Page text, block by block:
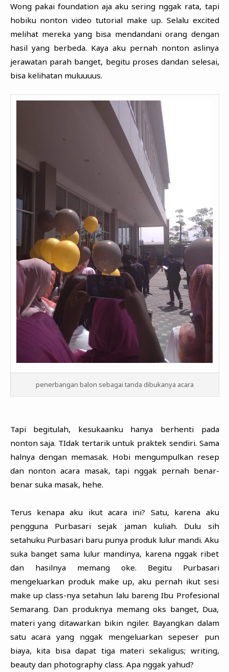
Wong pakai foundation aja aku sering nggak rata, tapi
hobiku nonton video tutorial make up. Selalu excited
melihat mereka yang bisa mendandani orang dengan
hasil yang berbeda. Kaya aku pernah nonton aslinya
jerawatan parah banget, begitu proses dandan selesai,
bisa kelihatan muluuuus.
penerbangan balon sebagai tanda dibukanya acara
Tapi begitulah, kesukaanku hanya berhenti pada
nonton saja. TIdak tertarik untuk praktek sendiri. Sama
halnya dengan memasak. Hobi mengumpulkan resep
dan nonton acara masak, tapi nggak pernah benar-
benar suka masak, hehe.
Terus kenapa aku ikut acara ini? Satu, karena aku
pengguna Purbasari sejak jaman kuliah. Dulu sih
setahuku Purbasari baru punya produk lulur mandi. Aku
suka banget sama lulur mandinya, karena nggak ribet
dan hasilnya memang oke. Begitu Purbasari
mengeluarkan produk make up, aku pernah ikut sesi
make up class-nya setahun lalu bareng Ibu Profesional
Semarang. Dan produknya memang oks banget, Dua,
materi yang ditawarkan bikin ngiler. Bayangkan dalam
satu acara yang nggak mengeluarkan sepeser pun
biaya, kita bisa dapat tiga materi sekaligus; writing,
beauty dan photography class. Apa nggak yahud?